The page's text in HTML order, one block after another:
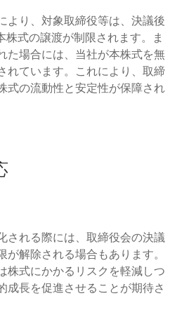
より、対象取締役等は、決議後
式の譲渡が制限されます。ま
た場合には、当社が本株式を無
れています。これにより、取締
式の流動性と安定性が保障され
される際には、取締役会の決議
解除される場合もあります。
株式にかかるリスクを軽減しつ
成長を促進させることが期待さ